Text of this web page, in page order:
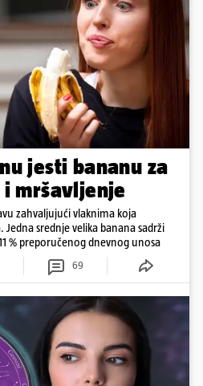
jesti bananu za
mršavljenje
zahvaljujući vlaknima koja
srednje velika banana sadrži
% preporučenog dnevnog unosa
69